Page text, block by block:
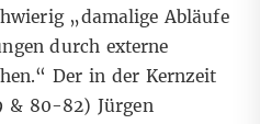
„damalige Abläufe
durch externe
Der in der Kernzeit
& 80-82) Jürgen